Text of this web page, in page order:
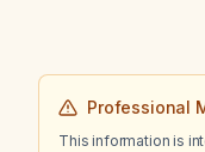
Professional
This information is